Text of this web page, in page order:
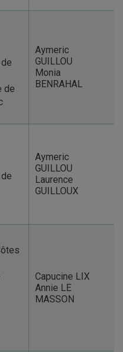
de
Aymeric
GUILLOU
Monia
BENRAHAL
Aymeric
GUILLOU
Laurence
GUILLOUX
Capucine LIX
Annie LE
MASSON